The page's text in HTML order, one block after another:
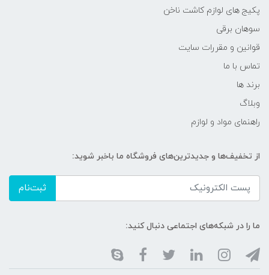
پکیج های لوازم کاشت ناخن
سوهان برقی
قوانین و مقررات سایت
تماس با ما
برند ها
وبلاگ
راهنمای مواد و لوازم
از تخفیف‌ها و جدیدترین‌های فروشگاه ما باخبر شوید:
ثبت‌نام
ما را در شبکه‌های اجتماعی دنبال کنید: